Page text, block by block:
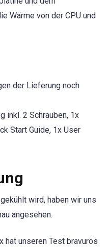
Wärme von der CPU und
der Lieferung noch
inkl. 2 Schrauben, 1x
Start Guide, 1x User
wird, haben wir uns
angesehen.
hat unseren Test bravurös